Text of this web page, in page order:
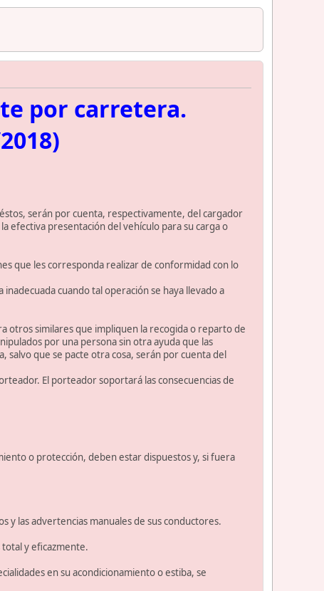
por carretera.
serán por cuenta, respectivamente, del cargador
efectiva presentación del vehículo para su carga o
que les corresponda realizar de conformidad con lo
cuando tal operación se haya llevado a
otros similares que impliquen la recogida o reparto de
por una persona sin otra ayuda que las
salvo que se pacte otra cosa, serán por cuenta del
El porteador soportará las consecuencias de
o protección, deben estar dispuestos y, si fuera
y las advertencias manuales de sus conductores.
y eficazmente.
en su acondicionamiento o estiba, se